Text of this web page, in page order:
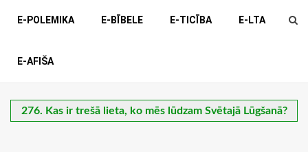
E-POLEMIKA E-BĪBELE E-TICĪBA E-LTA
E-AFIŠA
276. Kas ir trešā lieta, ko mēs lūdzam Svētajā Lūgšanā?